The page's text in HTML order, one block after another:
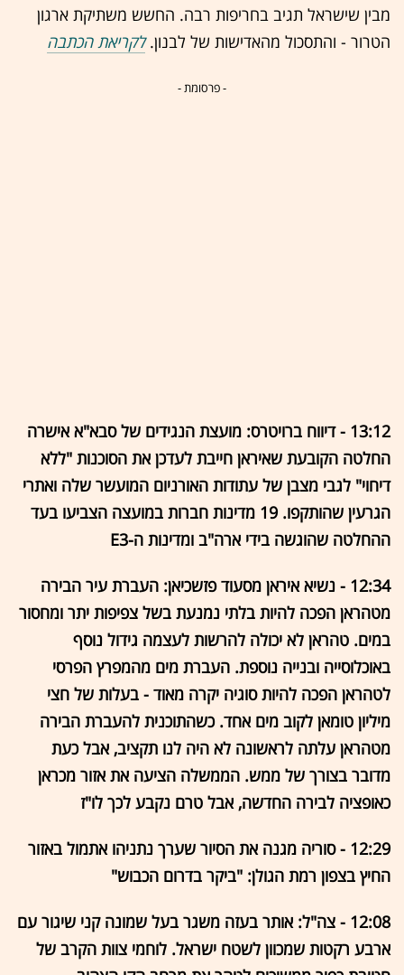
מבין שישראל תגיב בחריפות רבה. החשש משתיקת ארגון
הטרור - והתסכול מהאדישות של לבנון.לקריאת הכתבה
- פרסומת -
13:12 - דיווח ברויטרס: מועצת הנגידים של סבא"א אישרה
החלטה הקובעת שאיראן חייבת לעדכן את הסוכנות "ללא
דיחוי" לגבי מצבן של עתודות האורניום המועשר שלה ואתרי
הגרעין שהותקפו. 19 מדינות חברות במועצה הצביעו בעד
ההחלטה שהוגשה בידי ארה"ב ומדינות ה-E3
12:34 - נשיא איראן מסעוד פזשכיאן: העברת עיר הבירה
מטהראן הפכה להיות בלתי נמנעת בשל צפיפות יתר ומחסור
במים. טהראן לא יכולה להרשות לעצמה גידול נוסף
באוכלוסייה ובנייה נוספת. העברת מים מהמפרץ הפרסי
לטהראן הפכה להיות סוגיה יקרה מאוד - בעלות של חצי
מיליון טומאן לקוב מים אחד. כשהתוכנית להעברת הבירה
מטהראן עלתה לראשונה לא היה לנו תקציב, אבל כעת
מדובר בצורך של ממש. הממשלה הציעה את אזור מכראן
כאופציה לבירה החדשה, אבל טרם נקבע לכך לו"ז
12:29 - סוריה מגנה את הסיור שערך נתניהו אתמול באזור
החיץ בצפון רמת הגולן: "ביקר בדרום הכבוש"
12:08 - צה"ל: אותר בעזה משגר בעל שמונה קני שיגור עם
ארבע רקטות שמכוון לשטח ישראל. לוחמי צוות הקרב של